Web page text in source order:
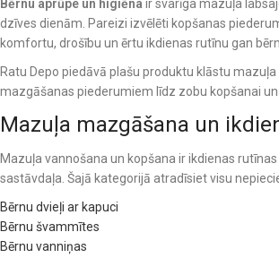
Bērnu aprūpe un higiēna ir svarīga mazuļa
dzīves dienām. Pareizi izvēlēti kopšanas
komfortu, drošību un ērtu ikdienas rutīnu gan
Ratu Depo piedāvā plašu produktu klāstu
mazgāšanas piederumiem līdz zobu kopšanai un
Mazuļa mazgāšana un
Mazuļa vannošana un kopšana ir ikdienas
sastāvdaļa. Šajā kategorijā atradīsiet visu
Bērnu dvieļi ar kapuci
Bērnu švammītes
Bērnu vanniņas